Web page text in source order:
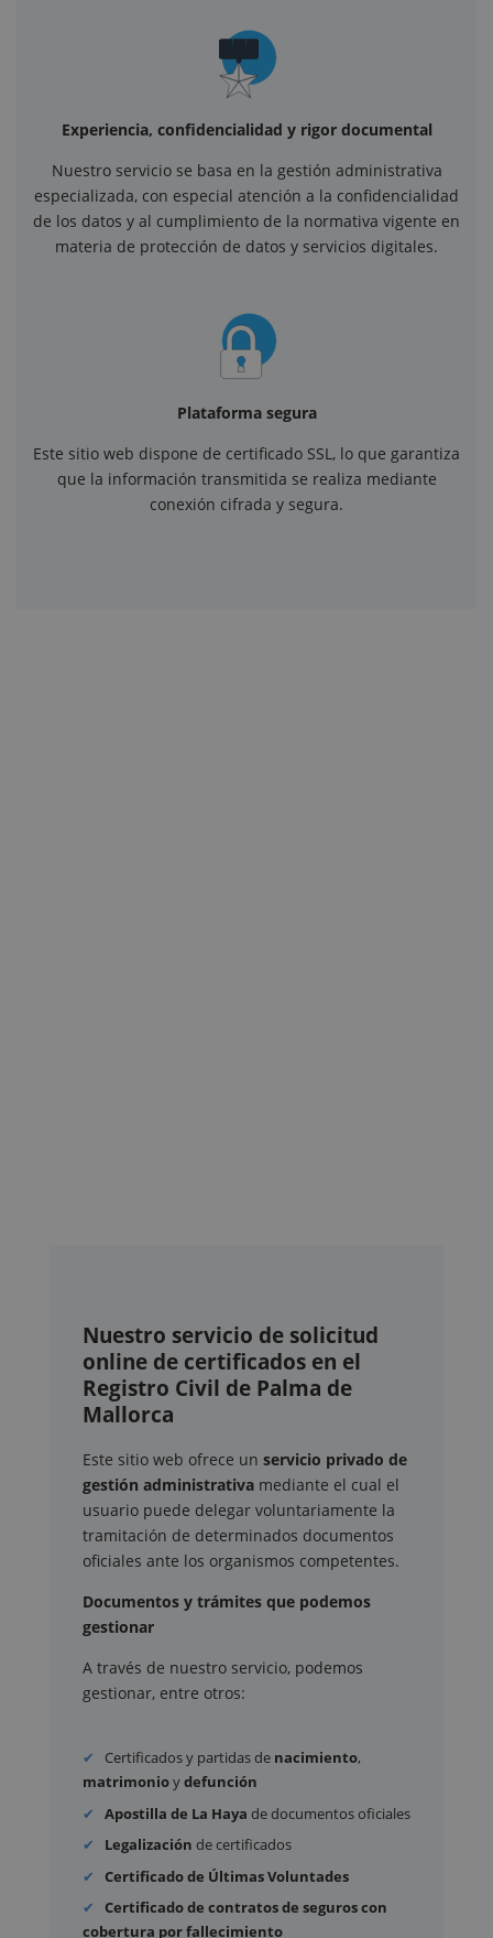
Experiencia, confidencialidad y rigor documental
Nuestro servicio se basa en la gestión administrativa
especializada, con especial atención a la confidencialidad
de los datos y al cumplimiento de la normativa vigente en
materia de protección de datos y servicios digitales.
Plataforma segura
Este sitio web dispone de certificado SSL, lo que garantiza
que la información transmitida se realiza mediante
conexión cifrada y segura.
Nuestro servicio de solicitud
online de certificados en el
Registro Civil de Palma de
Mallorca
Este sitio web ofrece un servicio privado de
gestión administrativa mediante el cual el
usuario puede delegar voluntariamente la
tramitación de determinados documentos
oficiales ante los organismos competentes.
Documentos y trámites que podemos
gestionar
A través de nuestro servicio, podemos
gestionar, entre otros:
Certificados y partidas de nacimiento,
matrimonioydefunción
Apostilla de La Haya de documentos oficiales
Legalización de certificados
Certificado de Últimas Voluntades
Certificado de contratos de seguros con
cobertura por fallecimiento